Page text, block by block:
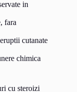
in
fara
cutanate
chimica
cu steroizi